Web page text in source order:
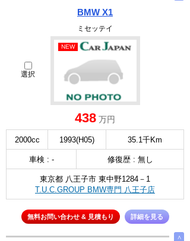
BMW X1
ミセッテイ
選択
NEW
438 万円
2000cc 1993(H05) 35.1千Km
車検 : - 修復歴 : 無し
東京都 八王子市 東中野1284－1
T.U.C.GROUP BMW専門 八王子店
無料お問い合わせ & 見積もり 詳細を見る
∧